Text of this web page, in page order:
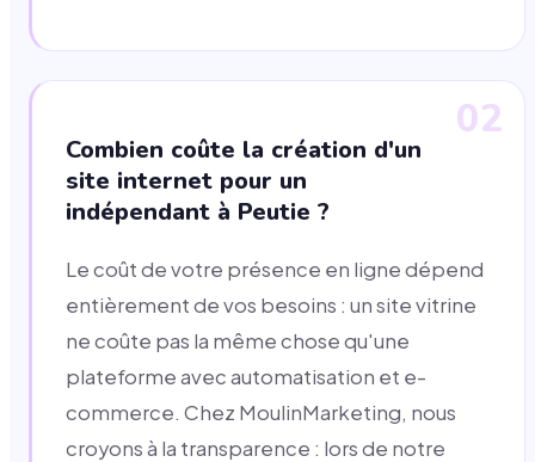
02
Combien coûte la création d'un
site internet pour un
indépendant à Peutie ?
Le coût de votre présence en ligne dépend
entièrement de vos besoins : un site vitrine
ne coûte pas la même chose qu'une
plateforme avec automatisation et e-
commerce. Chez MoulinMarketing, nous
croyons à la transparence : lors de notre